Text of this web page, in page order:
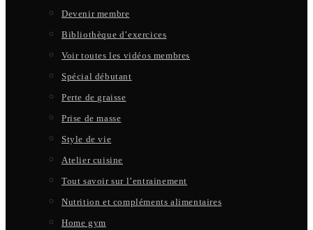
Devenir membre
Bibliothèque d’exercices
Voir toutes les vidéos membres
Spécial débutant
Perte de graisse
Prise de masse
Style de vie
Atelier cuisine
Tout savoir sur l’entrainement
Nutrition et compléments alimentaires
Home gym